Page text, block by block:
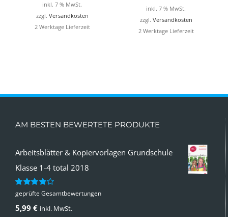
inkl. 7 % MwSt.
zzgl. Versandkosten
2 Werktage Lieferzeit
war:
14,99 €
inkl. 7 % MwSt.
zzgl. Versandkosten
2 Werktage Lieferzeit
AM BESTEN BEWERTETE PRODUKTE
Arbeitsblätter & Kopiervorlagen Grundschule
Klasse 1-4 total 2018
Bewertet
von 5
geprüfte Gesamtbewertungen
5,99 € inkl. MwSt.